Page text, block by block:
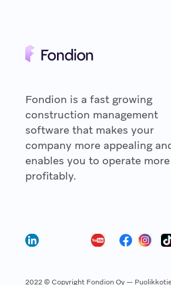
Fondion is a fast growing
construction management
software that makes your
company more appealing
enables you to operate more
profitably.
2022 © Copyright Fondion Oy —